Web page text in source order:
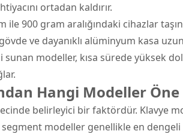
ortadan kaldırır.
ile 900 gram aralığındaki cihazlar
ve dayanıklı alüminyum kasa
sunan modeller, kısa sürede yüksek
Hangi Modeller Öne
belirleyici bir faktördür. Klavye
modeller genellikle en dengeli